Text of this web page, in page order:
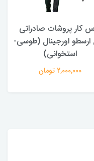
کار پروشات صادراتی
اورجینال (طوسی-
استخوانی)
2,000,000 تومان